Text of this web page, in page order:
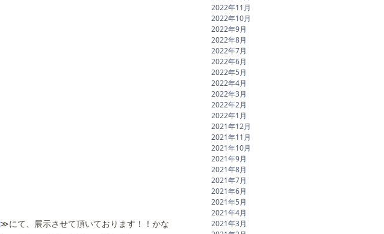
≫にて、展示させて頂いております！！かな
2022年11月
2022年10月
2022年9月
2022年8月
2022年7月
2022年6月
2022年5月
2022年4月
2022年3月
2022年2月
2022年1月
2021年12月
2021年11月
2021年10月
2021年9月
2021年8月
2021年7月
2021年6月
2021年5月
2021年4月
2021年3月